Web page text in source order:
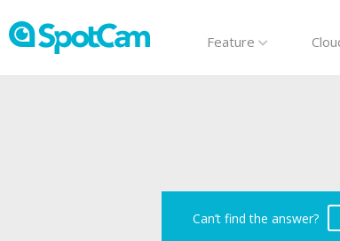
Feature
Can’t find the answer?